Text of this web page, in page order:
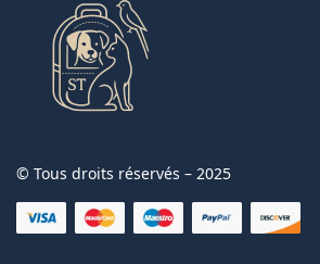
© Tous droits réservés – 2025